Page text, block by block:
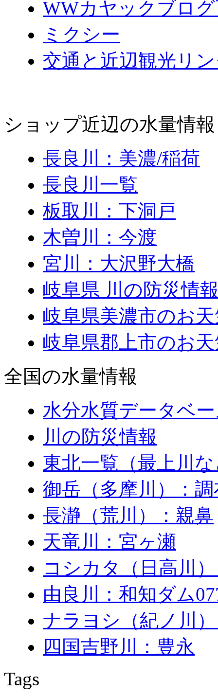
WWカヤックブロ
ミクシー
交通と近辺観光リ
ショップ近辺の水量情
長良川：美濃/稲荷
長良川一覧
板取川：下洞戸
木曽川：今渡
宮川：大沢野大橋
岐阜県 川の防災情
岐阜県美濃市のお
岐阜県郡上市のお
全国の水量情報
水分水質データベ
川の防災情報
東北一覧（最上川
御岳（多摩川）：
長瀞（荒川）：親鼻
天竜川：宮ヶ瀬
コシカタ（日高川
由良川：和知ダム
ナラヨシ（紀ノ川
四国吉野川：豊永
Tags